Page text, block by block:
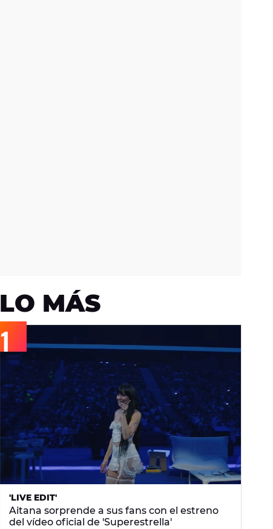
LO MÁS
'LIVE EDIT'
Aitana sorprende a sus fans con el estreno
del vídeo oficial de 'Superestrella'